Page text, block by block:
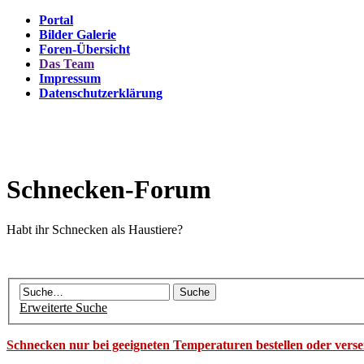
Portal
Bilder Galerie
Foren-Übersicht
Das Team
Impressum
Datenschutzerklärung
Schnecken-Forum
Habt ihr Schnecken als Haustiere?
Erweiterte Suche
Schnecken nur bei geeigneten Temperaturen bestellen oder